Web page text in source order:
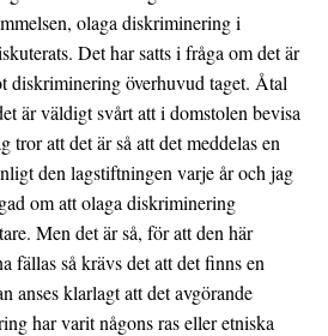
olaga diskriminering i
Det har satts i fråga om det är
diskriminering överhuvud taget. Åtal
är väldigt svårt att i domstolen bevisa
tror att det är så att det meddelas en
den lagstiftningen varje år och jag
om att olaga diskriminering
Men det är så, för att den här
fällas så krävs det att det finns en
anses klarlagt att det avgörande
har varit någons ras eller etniska